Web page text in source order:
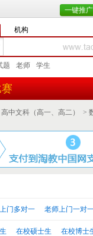
一键推广
机构
题 老师 学生
高中文科（高一、高二） >
门多对一 老师上门一对
在校硕士生 在校博士